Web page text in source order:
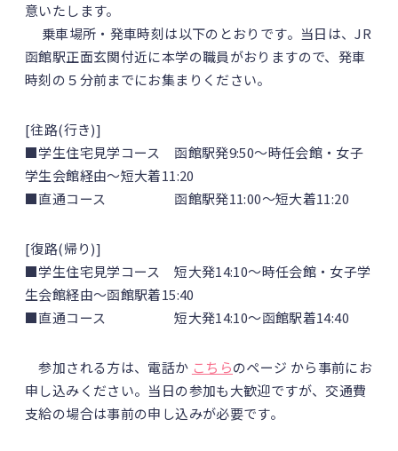
意いたします。
乗車場所・発車時刻は以下のとおりです。当日は、JR
函館駅正面玄関付近に本学の職員がおりますので、発車
時刻の５分前までにお集まりください。
[往路(行き)]
■学生住宅見学コース 函館駅発9:50～時任会館・女子
学生会館経由～短大着11:20
■直通コース 函館駅発11:00～短大着11:20
[復路(帰り)]
■学生住宅見学コース 短大発14:10～時任会館・女子学
生会館経由～函館駅着15:40
■直通コース 短大発14:10～函館駅着14:40
参加される方は、電話か こちらのページ から事前にお
申し込みください。当日の参加も大歓迎ですが、交通費
支給の場合は事前の申し込みが必要です。